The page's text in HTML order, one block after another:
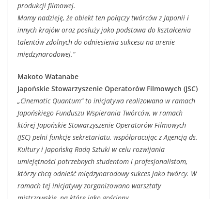
produkcji filmowej.
Mamy nadzieję, że obiekt ten połączy twórców z Japonii i
innych krajów oraz posłuży jako podstawa do kształcenia
talentów zdolnych do odniesienia sukcesu na arenie
międzynarodowej.”
Makoto Watanabe
Japońskie Stowarzyszenie Operatorów Filmowych (JSC)
„Cinematic Quantum”to inicjatywa realizowana w ramach
Japońskiego Funduszu Wspierania Twórców, w ramach
której Japońskie Stowarzyszenie Operatorów Filmowych
(JSC) pełni funkcję sekretariatu, współpracując z Agencją ds.
Kultury i Japońską Radą Sztuki w celu rozwijania
umiejętności potrzebnych studentom i profesjonalistom,
którzy chcą odnieść międzynarodowy sukces jako twórcy. W
ramach tej inicjatywyzorganizowano warsztaty